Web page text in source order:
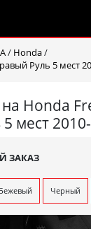
/ Honda/
Руль 5 мест
Honda
мест
ЗАКАЗ
Бежевый Черный